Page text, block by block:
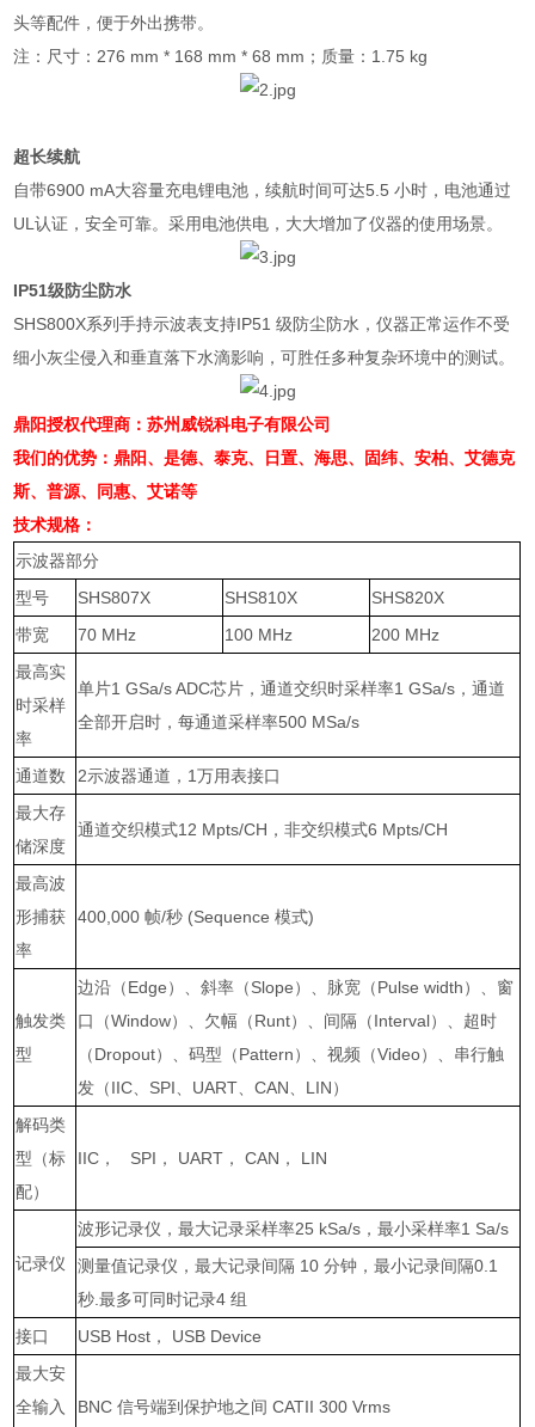
头等配件，便于外出携带。
注：尺寸： 276 mm * 168 mm * 68 mm ；质量： 1.75 kg
超长续航
自带6900 mA大容量充电锂电池，续航时间可达5.5小时，电池通过
UL认证，安全可靠。采用电池供电，大大增加了仪器的使用场景。
IP51级防尘防水
SHS800X系列手持示波表支持IP51级防尘防水，仪器正常运作不受
细小灰尘侵入和垂直落下水滴影响，可胜任多种复杂环境中的测试。
鼎阳授权代理商：苏州威锐科电子有限公司
我们的优势：鼎阳、是德、泰克、日置、海思、固纬、安柏、艾德克
斯、普源、同惠、艾诺等
技术规格：
示波器部分
型号
SHS807X SHS810X
SHS820X
带宽
70 MHz 100 MHz
200 MHz
最高实
时采样
率
单片1 GSa/s ADC芯片，通道交织时采样率1 GSa/s ，通道
全部开启时，每通道采样率500 MSa/s
通道数 2示波器通道， 1万用表接口
最大存
储深度
通道交织模式12 Mpts/CH ，非交织模式6 Mpts/CH
最高波
形捕获
率
400,000帧/秒 (Sequence模式)
触发类
型
边沿（Edge）、斜率（Slope）、脉宽（Pulse width）、窗
口（Window）、欠幅（Runt）、间隔（Interval）、超时
（Dropout）、码型（Pattern）、视频（Video）、串行触
发（IIC SPI UART 、CAN LIN）
解码类
型（标
配）
IIC ， SPI ， UART ， CAN ， LIN
记录仪
波形记录仪，最大记录采样率25 kSa/s ，最小采样率1 Sa/s
测量值记录仪，最大记录间隔 10分钟，最小记录间隔0.1
秒 .最多可同时记录4组
接口
USB Host ，
USB Device
最大安
全输入
BNC信号端到保护地之间 CATII 300 Vrms